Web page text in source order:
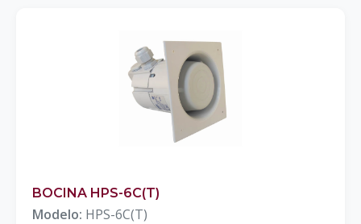
BOCINA HPS-6C(T)
Modelo: HPS-6C(T)